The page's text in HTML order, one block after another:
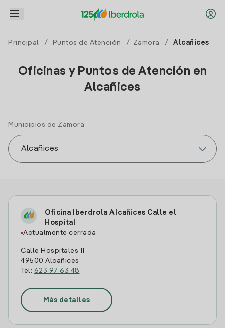
Principal / Puntos de Atención / Zamora / Alcañices
Oficinas y Puntos de Atención en
Alcañices
Municipios de Zamora
Oficina Iberdrola Alcañices Calle el
Hospital
Actualmente cerrada
Calle Hospitales 11
49500 Alcañices
Tel: 623 97 63 48
Más detalles